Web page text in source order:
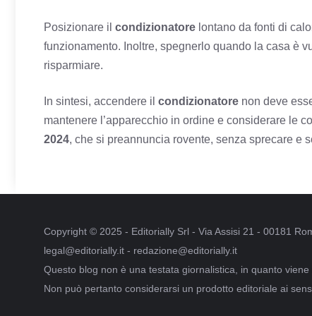
Posizionare il condizionatore lontano da fonti di
funzionamento. Inoltre, spegnerlo quando la casa è
risparmiare.
In sintesi, accendere il condizionatore non deve
mantenere l’apparecchio in ordine e considerare le
2024, che si preannuncia rovente, senza sprecare e
Copyright © 2025 - Editorially Srl - Via Assisi 21 - 00181
legal@editorially.it - redazione@editorially.it
Questo blog non è una testata giornalistica, in quanto
Non può pertanto considerarsi un prodotto editoriale ai